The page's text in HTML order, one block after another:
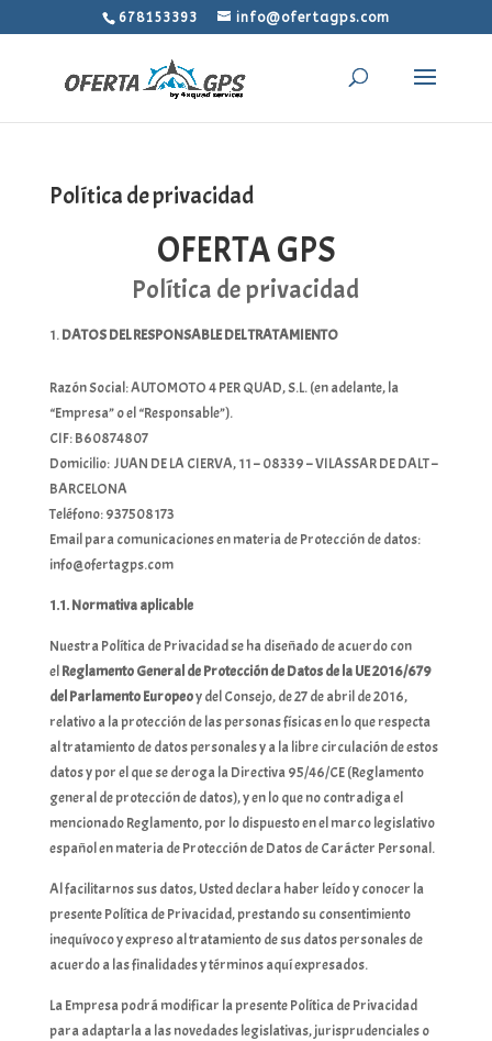
678153393 info@ofertagps.com
Política de privacidad
OFERTA GPS
Política de privacidad
DATOS DEL RESPONSABLE DEL TRATAMIENTO
Razón Social: AUTOMOTO 4 PER QUAD, S.L. (en adelante, la
“Empresa” o el “Responsable”).
CIF: B60874807
Domicilio: JUAN DE LA CIERVA, 11 – 08339 – VILASSAR DE DALT –
BARCELONA
Teléfono: 937508173
Email para comunicaciones en materia de Protección de datos:
info@ofertagps.com
1.1. Normativa aplicable
Nuestra Política de Privacidad se ha diseñado de acuerdo con
elReglamento General de Protección de Datos de la UE 2016/679
del Parlamento Europeoy del Consejo, de 27 de abril de 2016,
relativo a la protección de las personas físicas en lo que respecta
al tratamiento de datos personales y a la libre circulación de estos
datos y por el que se deroga la Directiva 95/46/CE (Reglamento
general de protección de datos), y en lo que no contradiga el
mencionado Reglamento, por lo dispuesto en el marco legislativo
español en materia de Protección de Datos de Carácter Personal.
Al facilitarnos sus datos, Usted declara haber leído y conocer la
presente Política de Privacidad, prestando su consentimiento
inequívoco y expreso al tratamiento de sus datos personales de
acuerdo a las finalidades y términos aquí expresados.
La Empresa podrá modificar la presente Política de Privacidad
para adaptarla a las novedades legislativas, jurisprudenciales o